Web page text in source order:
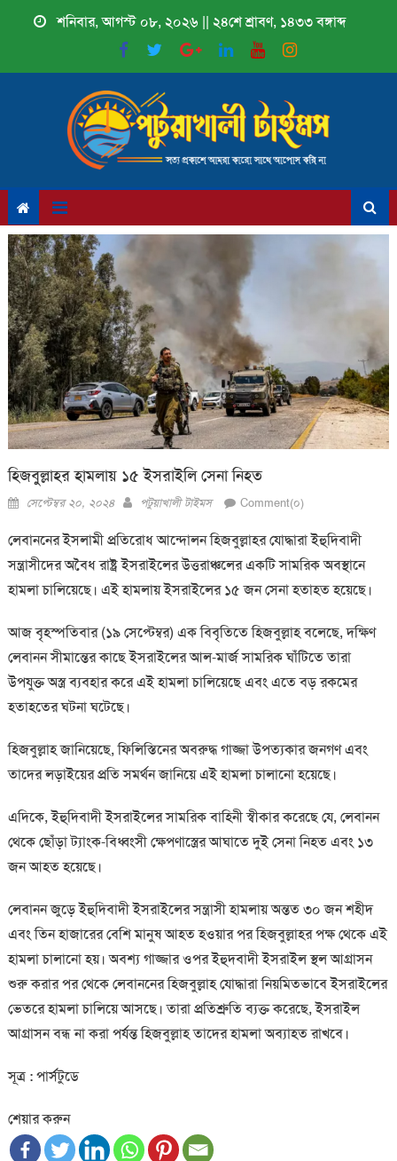
শনিবার, আগস্ট ০৮, ২০২৬ || ২৪শে শ্রাবণ, ১৪৩৩ বঙ্গাব্দ
হিজবুল্লাহর হামলায় ১৫ ইসরাইলি সেনা নিহত
Posted
সেপ্টেম্বর ২০, ২০২৪ Author
পটুয়াখালী টাইমস Comment(০)
লেবাননের ইসলামী প্রতিরোধ আন্দোলন হিজবুল্লাহর যোদ্ধারা ইহুদিবাদী
সন্ত্রাসীদের অবৈধ রাষ্ট্র ইসরাইলের উত্তরাঞ্চলের একটি সামরিক অবস্থানে
হামলা চালিয়েছে। এই হামলায় ইসরাইলের ১৫ জন সেনা হতাহত হয়েছে।
আজ বৃহস্পতিবার (১৯ সেপ্টেম্বর) এক বিবৃতিতে হিজবুল্লাহ বলেছে, দক্ষিণ
লেবানন সীমান্তের কাছে ইসরাইলের আল-মার্জ সামরিক ঘাঁটিতে তারা
উপযুক্ত অস্ত্র ব্যবহার করে এই হামলা চালিয়েছে এবং এতে বড় রকমের
হতাহতের ঘটনা ঘটেছে।
হিজবুল্লাহ জানিয়েছে, ফিলিস্তিনের অবরুদ্ধ গাজ্জা উপত্যকার জনগণ এবং
তাদের লড়াইয়ের প্রতি সমর্থন জানিয়ে এই হামলা চালানো হয়েছে।
এদিকে, ইহুদিবাদী ইসরাইলের সামরিক বাহিনী স্বীকার করেছে যে, লেবানন
থেকে ছোঁড়া ট্যাংক-বিধ্বংসী ক্ষেপণাস্ত্রের আঘাতে দুই সেনা নিহত এবং ১৩
জন আহত হয়েছে।
লেবানন জুড়ে ইহুদিবাদী ইসরাইলের সন্ত্রাসী হামলায় অন্তত ৩০ জন শহীদ
এবং তিন হাজারের বেশি মানুষ আহত হওয়ার পর হিজবুল্লাহর পক্ষ থেকে এই
হামলা চালানো হয়। অবশ্য গাজ্জার ওপর ইহুদবাদী ইসরাইল স্থল আগ্রাসন
শুরু করার পর থেকে লেবাননের হিজবুল্লাহ যোদ্ধারা নিয়মিতভাবে ইসরাইলের
ভেতরে হামলা চালিয়ে আসছে। তারা প্রতিশ্রুতি ব্যক্ত করেছে, ইসরাইল
আগ্রাসন বন্ধ না করা পর্যন্ত হিজবুল্লাহ তাদের হামলা অব্যাহত রাখবে।
সূত্র : পার্সটুডে
শেয়ার করুন